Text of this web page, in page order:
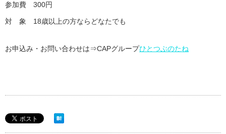
参加費 300円
対 象 18歳以上の方ならどなたでも
お申込み・お問い合わせは⇒CAPグループひとつぶのたね